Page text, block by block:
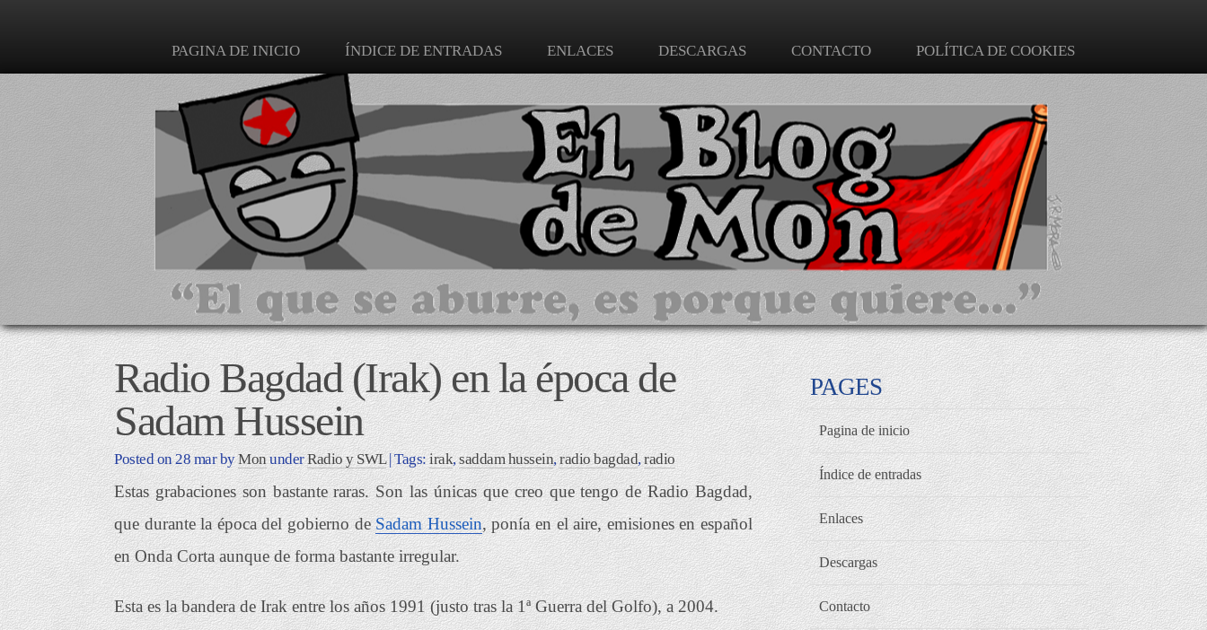
PAGINA DE INICIO ÍNDICE DE ENTRADAS ENLACES DESCARGAS CONTACTO POLÍTICA DE COOKIES
Radio Bagdad (Irak) en la época de
Sadam Hussein
Posted on28 marbyMonunderRadio y SWL| Tags:irak,saddam hussein,radio bagdad,radio
Estas grabaciones son bastante raras. Son las únicas que creo que tengo de Radio Bagdad,
que durante la época del gobierno deSadam Hussein, ponía en el aire, emisiones en español
en Onda Corta aunque de forma bastante irregular.
Esta es la bandera de Irak entre los años 1991 (justo tras la 1ª Guerra del Golfo), a 2004.
PAGES
Pagina de inicio
Índice de entradas
Enlaces
Descargas
Contacto